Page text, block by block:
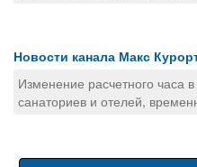
Новости канала Макс
Изменение расчетного часа
санаториев и отелей,